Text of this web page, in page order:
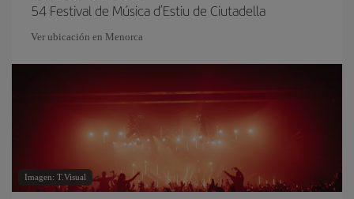
54 Festival de Música d’Estiu de Ciutadella
Ver ubicación en Menorca
Imagen: T.Visual